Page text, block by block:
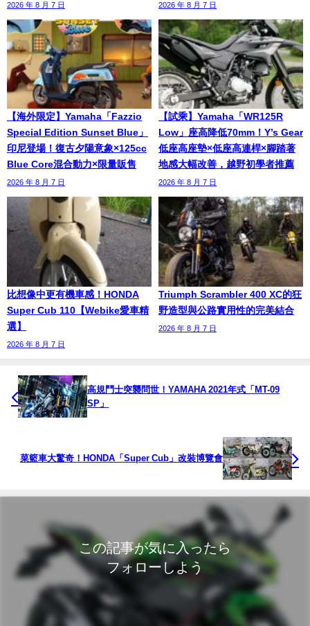
2026 年 8 月 7 日 2026 年 8 月 7 日
【海外限定】Yamaha「Fazzio
Special Edition Sunset Blue」
印尼登場！復古夕陽意象×125cc
Blue Core混合動力×限量販售
2026 年 8 月 7 日
【試乘】Yamaha「WR125R
Low」座高降低70mm！Y’s Gear
低座高座墊×低座高連桿×腳踏著
地感大幅改善，越野初學者推薦
2026 年 8 月 7 日
比想像中更有機車感！HONDA
Super Cub 110【Webike愛車精
選】
2026 年 8 月 7 日
Triumph Scrambler 400 XC的狂
野造型與公路實用性的完美結合
2026 年 8 月 7 日
高規鬥士突襲問世！YAMAHA 2021年式「MT-09
SP」
菜籃車大驚奇！HONDA「Super Cub」改裝博覽會
この記事が気に入ったら
フォローしよう